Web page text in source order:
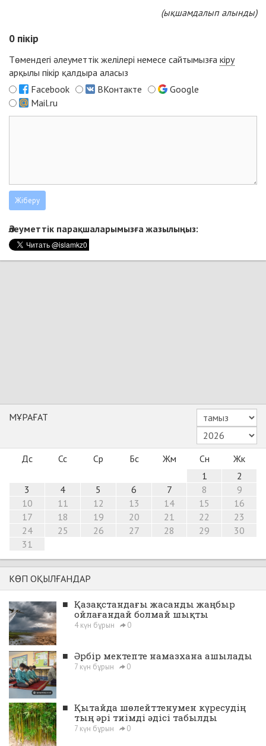
(ықшамдалып алынды)
0 пікір
Төмендегі әлеуметтік желілері немесе сайтымызға кіру
арқылы пікір қалдыра аласыз
Facebook
ВКонтакте
Google
Mail.ru
Әлеуметтік парақшаларымызға жазылыңыз:
МҰРАҒАТ
Дс Сс Ср Бс Жм Сн
Жк
1
2
3
4 5 6 7 8
9
10
11 12 13 14 15
16
17
18 19 20 21 22
23
24
25 26 27 28 29
30
31
КӨП ОҚЫЛҒАНДАР
■ Қазақстандағы жасанды жаңбыр
ойлағандай болмай шықты
4 күн бұрын 0
■ Әрбір мектепте намазхана ашылады
7 күн бұрын 0
■ Қытайда шөлейттенумен күресудің
тың әрі тиімді әдісі табылды
7 күн бұрын 0